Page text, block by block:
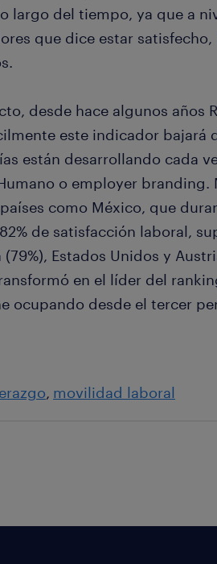
largo del tiempo, ya que a
que dice estar
desde hace algunos años
este indicador bajará
están desarrollando cada
o employer branding.
como México, que
de satisfacción laboral,
(79%), Estados Unidos y
en el líder del
ocupando desde el tercer
movilidad laboral